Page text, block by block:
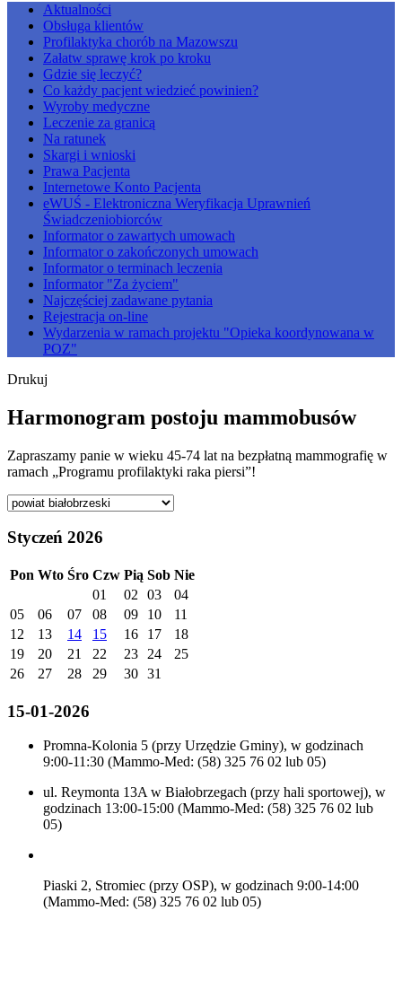
Aktualności
Obsługa klientów
Profilaktyka chorób na Mazowszu
Załatw sprawę krok po kroku
Gdzie się leczyć?
Co każdy pacjent wiedzieć powinien?
Wyroby medyczne
Leczenie za granicą
Na ratunek
Skargi i wnioski
Prawa Pacjenta
Internetowe Konto Pacjenta
eWUŚ - Elektroniczna Weryfikacja Uprawnień
Świadczeniobiorców
Informator o zawartych umowach
Informator o zakończonych umowach
Informator o terminach leczenia
Informator "Za życiem"
Najczęściej zadawane pytania
Rejestracja on-line
Wydarzenia w ramach projektu "Opieka koordynowana w
POZ"
Drukuj
Harmonogram postoju mammobusów
Zapraszamy panie w wieku 45-74 lat na bezpłatną mammografię w
ramach „Programu profilaktyki raka piersi”!
Styczeń 2026
Pon Wto Śro Czw Pią Sob Nie
01
02 03
04
05
06 07 08 09 10
11
12
13 14 15 16 17
18
19
20 21 22 23 24
25
26
27 28 29 30 31
15-01-2026
Promna-Kolonia 5 (przy Urzędzie Gminy), w godzinach
9:00-11:30 (Mammo-Med: (58) 325 76 02 lub 05)
ul. Reymonta 13A w Białobrzegach (przy hali sportowej), w
godzinach 13:00-15:00 (Mammo-Med: (58) 325 76 02 lub
05)
Piaski 2, Stromiec (przy OSP), w godzinach 9:00-14:00
(Mammo-Med: (58) 325 76 02 lub 05)